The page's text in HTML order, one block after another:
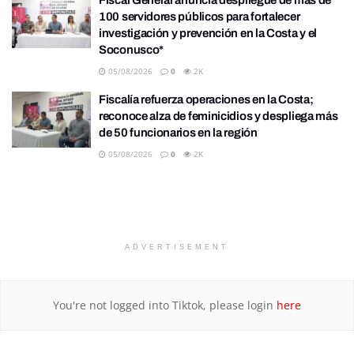
100 servidores públicos para fortalecer
investigación y prevención en la Costa y el
Soconusco*
05/08/2026 0 2K
Fiscalía refuerza operaciones en la Costa;
reconoce alza de feminicidios y despliega más
de 50 funcionarios en la región
05/08/2026 0 2K
ADVERTISEMENT
You're not logged into Tiktok, please login here